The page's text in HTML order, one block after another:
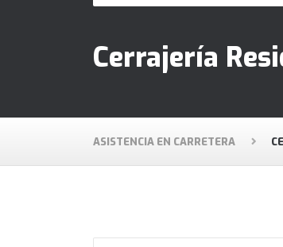
Cerrajería
ASISTENCIA EN CARRETERA